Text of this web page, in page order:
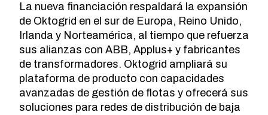
La nueva financiación respaldará la expansión
de Oktogrid en el sur de Europa, Reino Unido,
Irlanda y Norteamérica, al tiempo que refuerza
sus alianzas con ABB, Applus+ y fabricantes
de transformadores. Oktogrid ampliará su
plataforma de producto con capacidades
avanzadas de gestión de flotas y ofrecerá sus
soluciones para redes de distribución de baja